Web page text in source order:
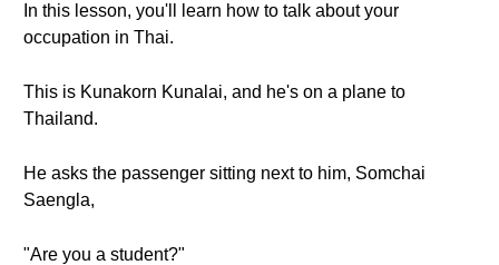
In this lesson, you'll learn how to talk about your
occupation in Thai.
This is Kunakorn Kunalai, and he's on a plane to
Thailand.
He asks the passenger sitting next to him, Somchai
Saengla,
"Are you a student?"